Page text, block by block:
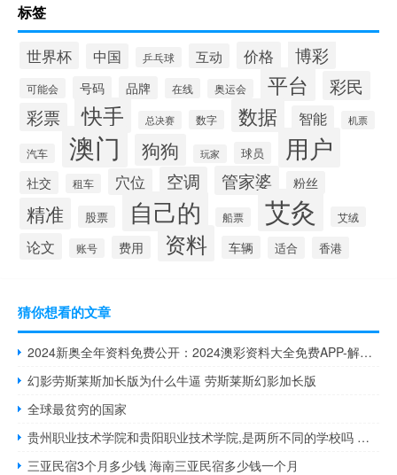
标签
世界杯 中国 乒乓球 互动 价格 博彩
可能会 号码 品牌 在线 奥运会 平台 彩民
彩票 快手 总决赛 数字 数据 智能 机票
汽车 澳门 狗狗 玩家 球员 用户
社交 租车 穴位 空调 管家婆 粉丝
精准 股票 自己的 船票 艾灸 艾绒
论文 账号 费用 资料 车辆 适合 香港
猜你想看的文章
2024新奥全年资料免费公开：2024澳彩资料大全免费APP-解释落实-981.ISO.148
幻影劳斯莱斯加长版为什么牛逼 劳斯莱斯幻影加长版
全球最贫穷的国家
贵州职业技术学院和贵阳职业技术学院,是两所不同的学校吗 贵阳职业学校排名前十
三亚民宿3个月多少钱 海南三亚民宿多少钱一个月